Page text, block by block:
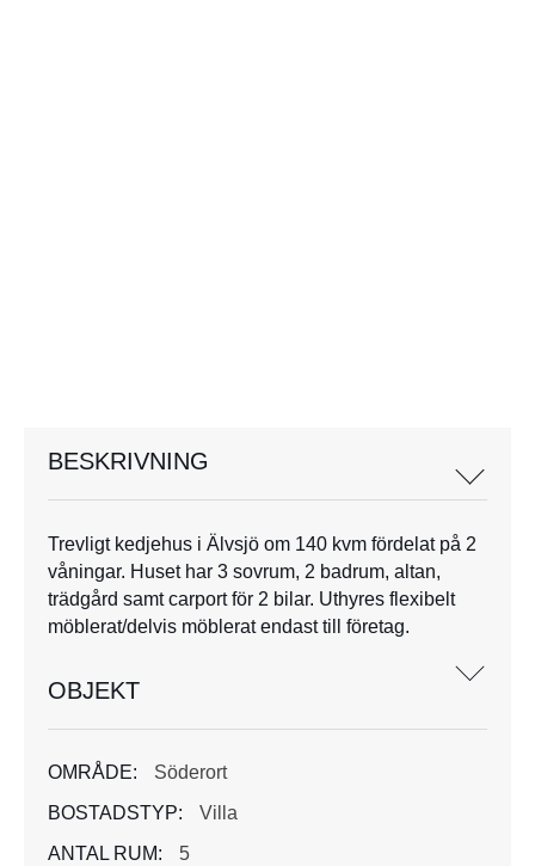
BESKRIVNING
Trevligt kedjehus i Älvsjö om 140 kvm fördelat på 2
våningar. Huset har 3 sovrum, 2 badrum, altan,
trädgård samt carport för 2 bilar. Uthyres flexibelt
möblerat/delvis möblerat endast till företag.
OBJEKT
OMRÅDE:
Söderort
BOSTADSTYP:
Villa
ANTAL RUM:
5